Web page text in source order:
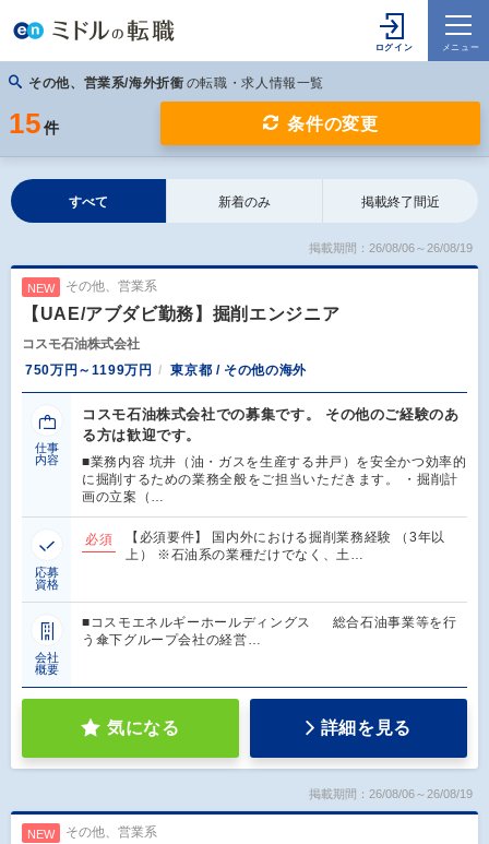
その他、営業系/海外折衝 の転職・求人情報一覧
15 件 条件の変更
すべて 新着のみ 掲載終了間近
掲載期間：26/08/06～26/08/19
NEW その他、営業系
【UAE/アブダビ勤務】掘削エンジニア
コスモ石油株式会社
750万円～1199万円
東京都 / その他の海外
仕事
内容
コスモ石油株式会社での募集です。 その他のご経験のあ
る方は歓迎です。
■業務内容 坑井（油・ガスを生産する井戸）を安全かつ効率的
に掘削するための業務全般をご担当いただきます。 ・掘削計
画の立案（…
応募
資格
必須
【必須要件】 国内外における掘削業務経験 （3年以
上） ※石油系の業種だけでなく、土…
会社
概要
■コスモエネルギーホールディングス 総合石油事業等を行
う傘下グループ会社の経営…
気になる 詳細を見る
掲載期間：26/08/06～26/08/19
NEW その他、営業系